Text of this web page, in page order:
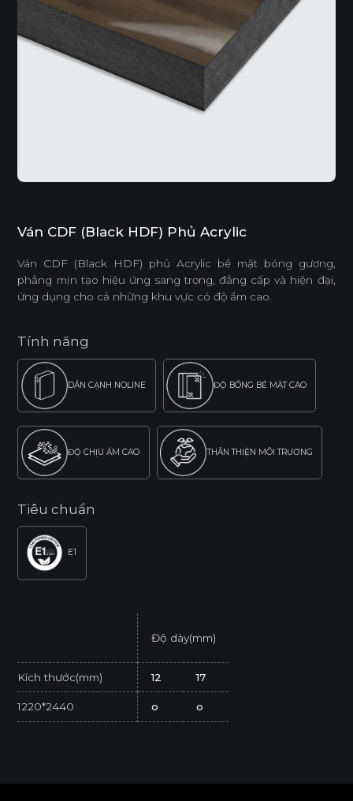
Ván CDF (Black HDF) Phủ Acrylic
Ván CDF (Black HDF) phủ Acrylic bề mặt bóng gương,
phẳng mịn tạo hiệu ứng sang trọng, đẳng cấp và hiện đại,
ứng dụng cho cả những khu vực có độ ẩm cao.
Tính năng
DÁN CẠNH NOLINE ĐỘ BÓNG BỀ MẶT CAO
ĐỘ CHỊU ẨM CAO THÂN THIỆN MÔI TRƯỜNG
Tiêu chuẩn
E1
Độ dày(mm)
Kích thước(mm) 12 17
1220*2440 o o